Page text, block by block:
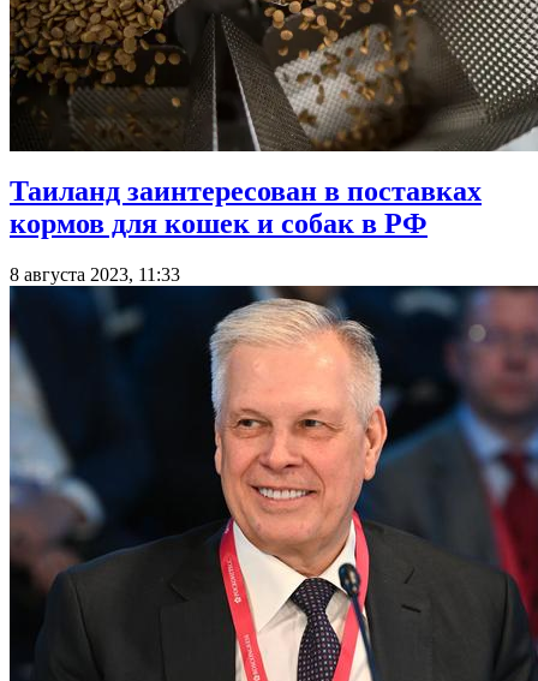
Таиланд заинтересован в поставках
кормов для кошек и собак в РФ
8 августа 2023, 11:33